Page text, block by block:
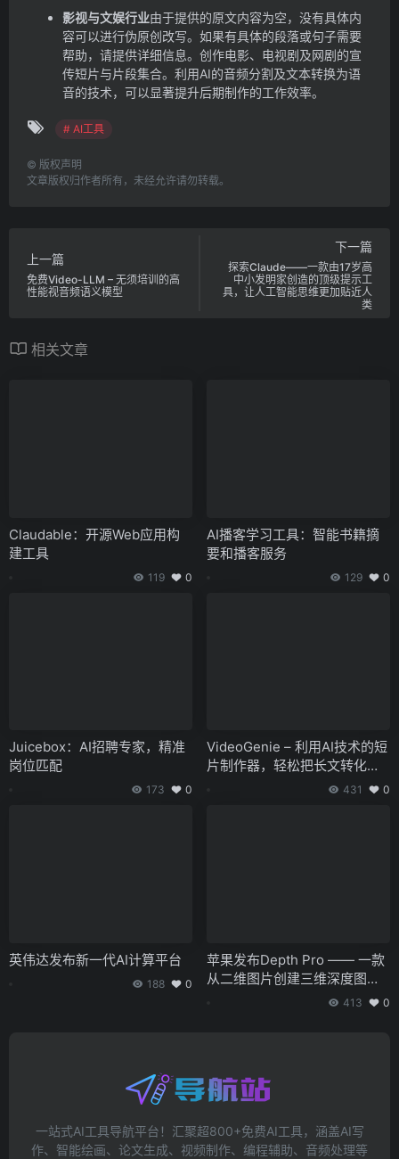
影视与文娱行业由于提供的原文内容为空，没有具体内
容可以进行伪原创改写。如果有具体的段落或句子需要
帮助，请提供详细信息。 创作电影、电视剧及网剧的宣
传短片与片段集合。 利用AI的音频分割及文本转换为语
音的技术，可以显著提升后期制作的工作效率。
# AI工具
© 版权声明
文章版权归作者所有，未经允许请勿转载。
上一篇
免费Video-LLM – 无须培训的高
性能视音频语义模型
下一篇
探索Claude——一款由17岁高
中小发明家创造的顶级提示工
具，让人工智能思维更加贴近人
类
相关文章
Claudable：开源Web应用构
建工具
119 0
AI播客学习工具：智能书籍摘
要和播客服务
129 0
Juicebox：AI招聘专家，精准
岗位匹配
173 0
VideoGenie – 利用AI技术的短
片制作器，轻松把长文转化为
431 0
英伟达发布新一代AI计算平台
188 0
苹果发布Depth Pro —— 一款
从二维图片创建三维深度图的
413 0
一站式AI工具导航平台！汇聚超800+免费AI工具，涵盖AI写
作、智能绘画、论文生成、视频制作、编程辅助、音频处理等